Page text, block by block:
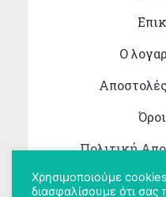
Ο
Πολιτική
Χρησιμοποιούμε
διασφαλίσουμε ότι σας